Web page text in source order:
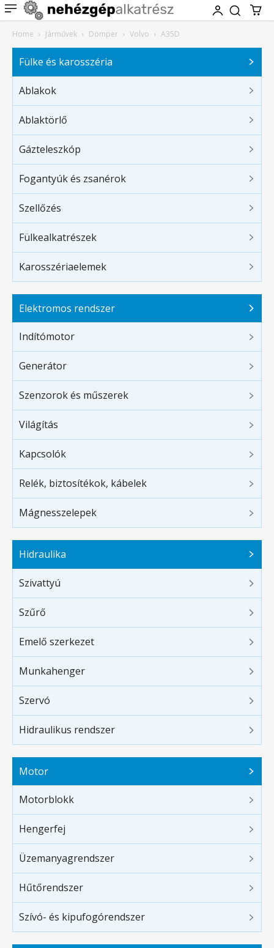
Home Járművek Dömper Volvo A35D
Fülke és karosszéria
Ablakok
Ablaktörlő
Gázteleszkóp
Fogantyúk és zsanérok
Szellőzés
Fülkealkatrészek
Karosszériaelemek
Elektromos rendszer
Indítómotor
Generátor
Szenzorok és műszerek
Világítás
Kapcsolók
Relék, biztosítékok, kábelek
Mágnesszelepek
Hidraulika
Szivattyú
Szűrő
Emelő szerkezet
Munkahenger
Szervó
Hidraulikus rendszer
Motor
Motorblokk
Hengerfej
Üzemanyagrendszer
Hűtőrendszer
Szívó- és kipufogórendszer